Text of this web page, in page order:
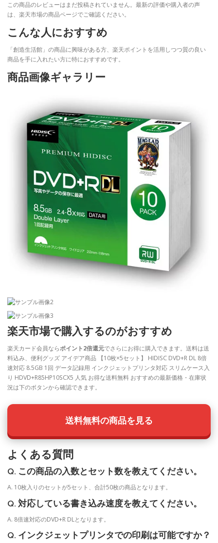
この商品のレビューはまだ投稿されていません。最新の評価や購入者の声
は、楽天市場の商品ページでご確認ください。
こんな人におすすめ
「創造生活館」の商品に興味がある方、楽天ポイントを活用しつつ質の良い
商品を手に入れたい方に特におすすめです。
商品画像ギャラリー
楽天市場で購入するのがおすすめ
楽天カード会員ならポイント2倍還元でさらにお得に購入できます。送料は送
料込み、便利グッズ アイデア商品 【10枚×5セット】 HIDISC DVD+R DL 8倍
速対応 8.5GB 1回 データ記録用 インクジェットプリンタ対応 スリムケース入
り HDVD+R85HP10SCX5 人気 お得な送料無料 おすすめの最新価格・在庫状
況は下のボタンから確認できます。
送料無料の商品を見る
よくある質問
Q. この商品の入数とセット数を教えてください。
A. 10枚入りのセットが5セット、合計50枚の商品となります。
Q. 対応している書き込み速度を教えてください。
A. 8倍速対応のDVD+R DLとなります。
Q. インクジェットプリンタでの印刷は可能ですか？